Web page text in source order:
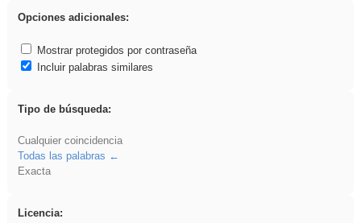
Opciones adicionales:
Mostrar protegidos por contraseña
Incluir palabras similares
Tipo de búsqueda:
Cualquier coincidencia
Todas las palabras
Exacta
Licencia: